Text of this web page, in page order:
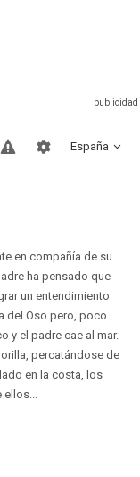
España
en compañía de su
ha pensado que
un entendimiento
del Oso pero, poco
y el padre cae al mar.
percatándose de
en la costa, los
ellos...